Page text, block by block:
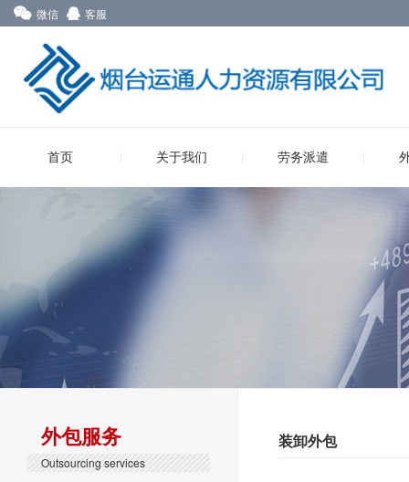
微信 客服
首页 关于我们 劳务派遣
外包服务
Outsourcing services
装卸外包